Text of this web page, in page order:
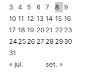
3
4 5 6 7 8
9
10 11 12 13 14 15 16
17 18 19 2021 22 23
2425 26 27 28 2930
31
« jul.
set. »